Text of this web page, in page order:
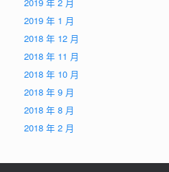
2019 年 2 月
2019 年 1 月
2018 年 12 月
2018 年 11 月
2018 年 10 月
2018 年 9 月
2018 年 8 月
2018 年 2 月